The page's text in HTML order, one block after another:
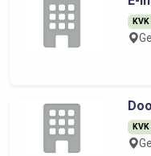
KVK
KVK